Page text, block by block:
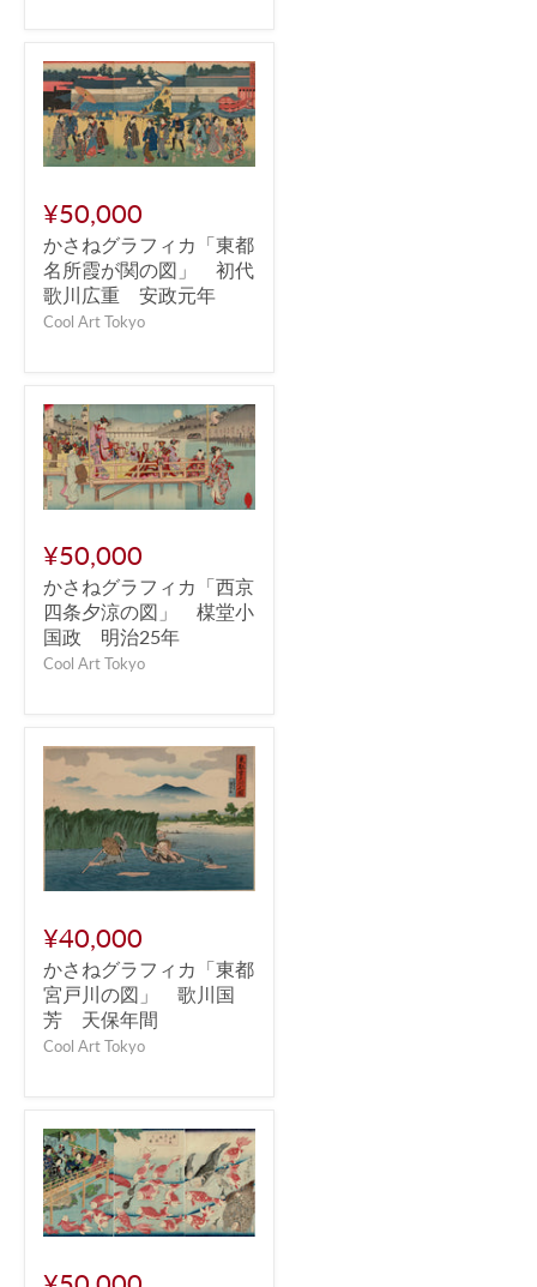
¥50,000
かさねグラフィカ「東都
名所霞が関の図」 初代
歌川広重 安政元年
Cool Art Tokyo
¥50,000
かさねグラフィカ「西京
四条夕涼の図」 楳堂小
国政 明治25年
Cool Art Tokyo
¥40,000
かさねグラフィカ「東都
宮戸川の図」 歌川国
芳 天保年間
Cool Art Tokyo